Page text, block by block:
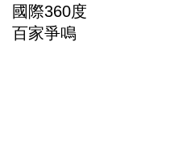
國際360度
百家爭鳴